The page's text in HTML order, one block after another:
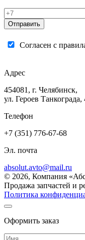
Отправить
Согласен с
Адрес
454081, г. Челябинск,
ул. Героев
Телефон
+7 (351) 776-67-68
Эл. почта
absolut.avto@mail.ru
© 2026, Компания
Продажа запчастей и
Политика
Оформить заказ